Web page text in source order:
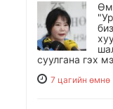
суулгана гэх
7 цагийн өмнө